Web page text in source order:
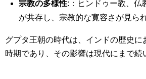
宗教の多様性:：ヒンドゥー教、仏
が共存し、宗教的な寛容さが見られ
グプタ王朝の時代は、インドの歴史に
時期であり、その影響は現代にまで続